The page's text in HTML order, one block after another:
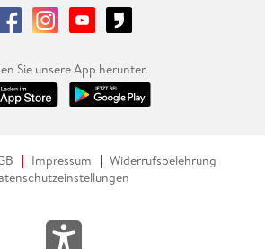
Sie unsere App herunter.
Impressum
Widerrufsbelehrung